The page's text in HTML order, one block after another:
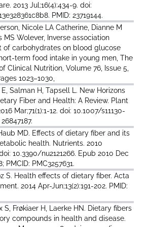
2013 Jul;16(4):434-9. doi:
PMID: 23719144.
Nicole LA Catherine, Dianne M
MS Wolever, Inverse association
of carbohydrates on blood glucose
term food intake in young men, The
Clinical Nutrition, Volume 76, Issue 5,
1023–1030,
E, Salman H, Tapsell L. New Horizons
Fiber and Health: A Review. Plant
Mar;71(1):1-12. doi: 10.1007/s11130-
MD. Effects of dietary fiber and its
health. Nutrients. 2010
10.3390/nu2121266. Epub 2010 Dec
PMCID: PMC3257631.
S. Health effects of dietary fiber. Acta
2014 Apr-Jun;13(2):191-202. PMID:
S, Frøkiaer H, Laerke HN. Dietary fibers
compounds in health and disease.